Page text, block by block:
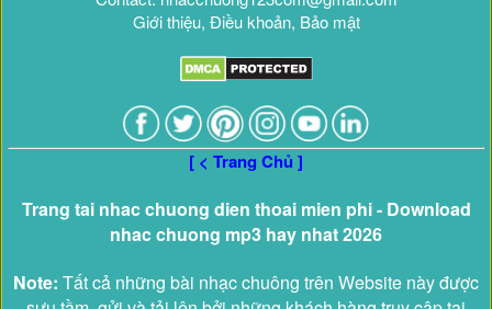
Giới thiệu, Điều khoản, Bảo mật
[ < Trang Chủ ]
Trang tai nhac chuong dien thoai mien phi - Download
nhac chuong mp3 hay nhat 2026
Note: Tất cả những bài nhạc chuông trên Website này được